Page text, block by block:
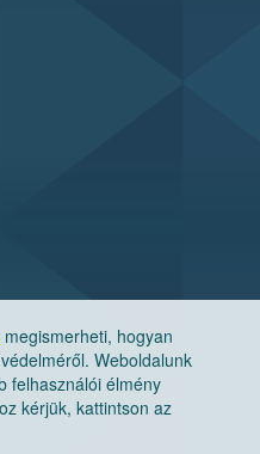
megismerheti, hogyan
Weboldalunk
felhasználói élmény
kérjük, kattintson az